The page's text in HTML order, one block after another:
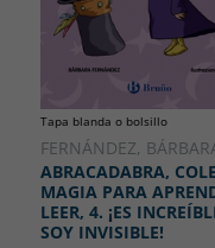
Tapa blanda o bolsillo
FERNÁNDEZ,
ABRACADABRA,
MAGIA PARA
LEER, 4. ¡ES
SOY INVISIBLE!